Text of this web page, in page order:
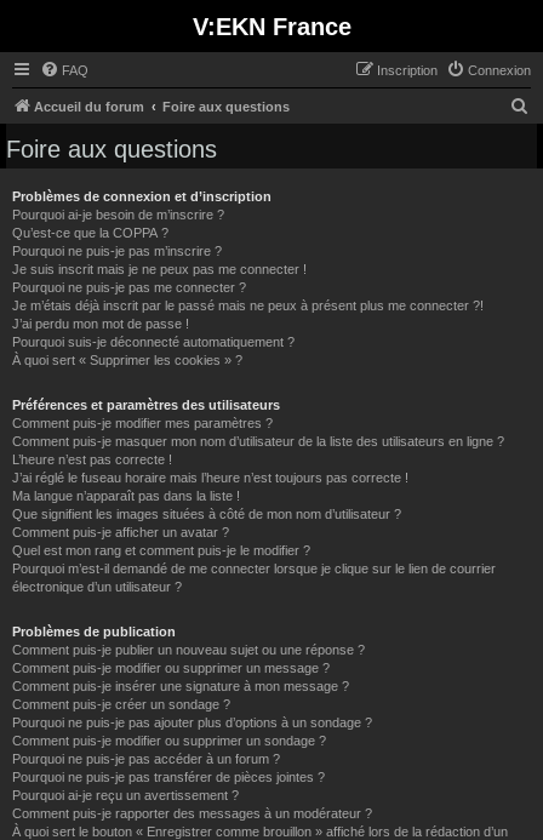
V:EKN France
FAQ Connexion
Inscription
Accueil du forum Foire aux questions
Foire aux questions
Problèmes de connexion et d’inscription
Pourquoi ai-je besoin de m’inscrire ?
Qu’est-ce que la COPPA ?
Pourquoi ne puis-je pas m’inscrire ?
Je suis inscrit mais je ne peux pas me connecter !
Pourquoi ne puis-je pas me connecter ?
Je m’étais déjà inscrit par le passé mais ne peux à présent plus me connecter ?!
J’ai perdu mon mot de passe !
Pourquoi suis-je déconnecté automatiquement ?
À quoi sert « Supprimer les cookies » ?
Préférences et paramètres des utilisateurs
Comment puis-je modifier mes paramètres ?
Comment puis-je masquer mon nom d’utilisateur de la liste des utilisateurs en ligne ?
L’heure n’est pas correcte !
J’ai réglé le fuseau horaire mais l’heure n’est toujours pas correcte !
Ma langue n’apparaît pas dans la liste !
Que signifient les images situées à côté de mon nom d’utilisateur ?
Comment puis-je afficher un avatar ?
Quel est mon rang et comment puis-je le modifier ?
Pourquoi m’est-il demandé de me connecter lorsque je clique sur le lien de courrier
électronique d’un utilisateur ?
Problèmes de publication
Comment puis-je publier un nouveau sujet ou une réponse ?
Comment puis-je modifier ou supprimer un message ?
Comment puis-je insérer une signature à mon message ?
Comment puis-je créer un sondage ?
Pourquoi ne puis-je pas ajouter plus d’options à un sondage ?
Comment puis-je modifier ou supprimer un sondage ?
Pourquoi ne puis-je pas accéder à un forum ?
Pourquoi ne puis-je pas transférer de pièces jointes ?
Pourquoi ai-je reçu un avertissement ?
Comment puis-je rapporter des messages à un modérateur ?
À quoi sert le bouton « Enregistrer comme brouillon » affiché lors de la rédaction d’un